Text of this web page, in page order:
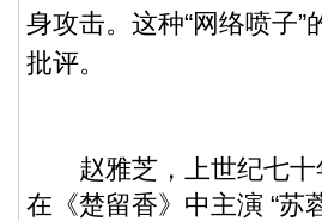
身攻击。这种“网络喷子
批评。
赵雅芝，上世纪七十
在《楚留香》中主演 “苏